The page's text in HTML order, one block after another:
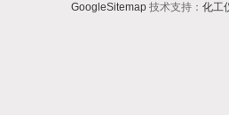
GoogleSitemap 技术支持： 化工